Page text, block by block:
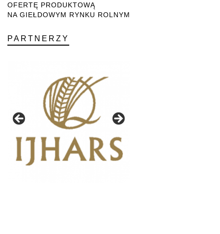
OFERTĘ PRODUKTOWĄ
NA GIEŁDOWYM RYNKU ROLNYM
PARTNERZY